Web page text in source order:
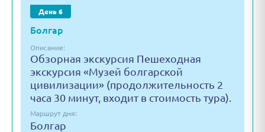
День 6
Болгар
Описание:
Обзорная экскурсия Пешеходная
экскурсия «Музей болгарской
цивилизации» (продолжительность 2
часа 30 минут, входит в стоимость тура).
Маршрут дня:
Болгар